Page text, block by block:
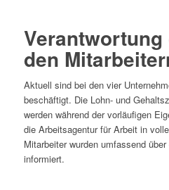
den
Aktuell sind bei den vier
beschäftigt. Die Lohn- und
werden während der vorläufigen
die Arbeitsagentur für Arbeit in
Mitarbeiter wurden umfassend
informiert.